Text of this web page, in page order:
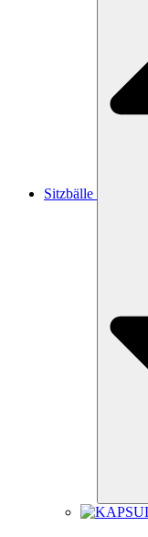
Sitzbälle